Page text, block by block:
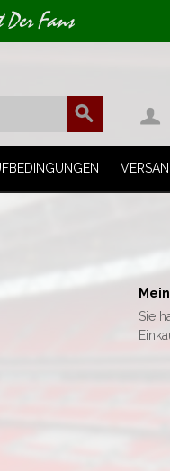
Fans
Sie